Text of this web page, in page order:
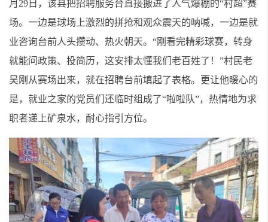
月29日，该县把招聘服务台直接搬进了人气爆棚的“村超”赛
场。一边是球场上激烈的拼抢和观众震天的呐喊，一边是就
业咨询台前人头攒动、热火朝天。“刚看完精彩球赛，转身
就能问政策、投简历，这安排太懂我们老百姓了！”村民老
吴刚从赛场出来，就在招聘台前填起了表格。更让他暖心的
是，就业之家的党员们还临时组成了“啦啦队”，热情地为求
职者递上矿泉水，耐心指引方位。